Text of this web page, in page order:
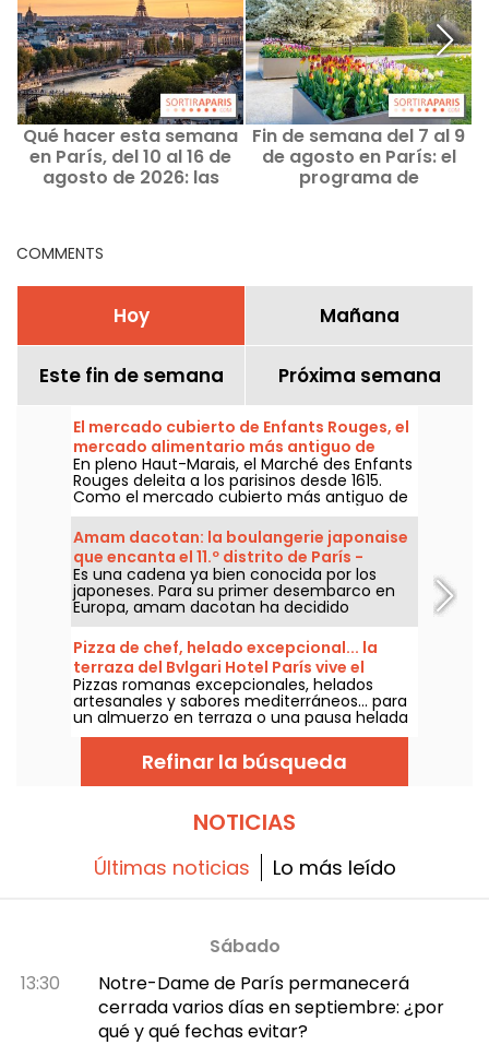
Qué hacer esta semana
en París, del 10 al 16 de
agosto de 2026: las
Fin de semana del 7 al 9
de agosto en París: el
programa de
COMMENTS
Hoy Mañana
Este fin de semana Próxima semana
El mercado cubierto de Enfants Rouges, el
mercado alimentario más antiguo de
París
En pleno Haut-Marais, el Marché des Enfants
Rouges deleita a los parisinos desde 1615.
Como el mercado cubierto más antiguo de
la capital, conjuga historia, puestos
gourmet, cocinas del mundo y pausas para
el almuerzo de martes a domingo.
Amam dacotan: la boulangerie japonaise
que encanta el 11.º distrito de París -
nuestras fotos
Es una cadena ya bien conocida por los
japoneses. Para su primer desembarco en
Europa, amam dacotan ha decidido
establecerse en París, concretamente en el
11.º arrondissement. En esta bonita tienda, los
gourmets pueden descubrir una amplia
variedad de panes, como el famoso Melon
Pan, así como pan de molde brioche,
además de algunas creaciones pensadas
especialmente para la capital, como el
sándwich de champiñones. Les hacemos la
Pizza de chef, helado excepcional... la
terraza del Bvlgari Hotel París vive el
verano a la hora italiana
Pizzas romanas excepcionales, helados
artesanales y sabores mediterráneos... para
un almuerzo en terraza o una pausa helada
bajo el sol, el Bvlgari Hotel Paris transporta a
sus huéspedes a Italia con L’Estate Italiana,
su celebración gastronómica de la buena
temporada.
Refinar la búsqueda
NOTICIAS
Últimas noticias Lo más leído
Sábado
13:30
Notre-Dame de París permanecerá
cerrada varios días en septiembre: ¿por
qué y qué fechas evitar?